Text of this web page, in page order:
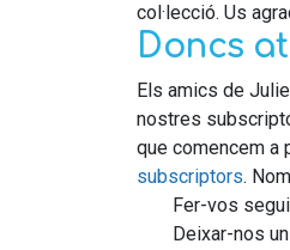
col·lecció. Us
Doncs
Els amics de
nostres
que comencem a
subscriptors.
Fer-vos
Deixar-nos